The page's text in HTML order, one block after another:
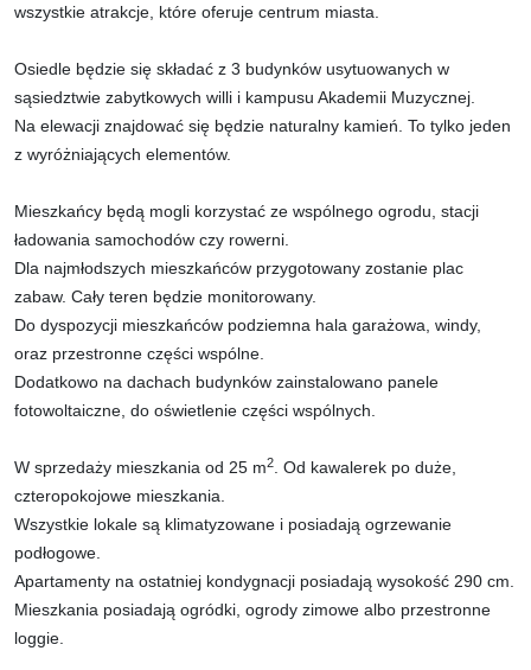
wszystkie atrakcje, które oferuje centrum miasta.
Osiedle będzie się składać z 3 budynków usytuowanych w
sąsiedztwie zabytkowych willi i kampusu Akademii Muzycznej.
Na elewacji znajdować się będzie naturalny kamień. To tylko jeden
z wyróżniających elementów.
Mieszkańcy będą mogli korzystać ze wspólnego ogrodu, stacji
ładowania samochodów czy rowerni.
Dla najmłodszych mieszkańców przygotowany zostanie plac
zabaw. Cały teren będzie monitorowany.
Do dyspozycji mieszkańców podziemna hala garażowa, windy,
oraz przestronne części wspólne.
Dodatkowo na dachach budynków zainstalowano panele
fotowoltaiczne, do oświetlenie części wspólnych.
W sprzedaży mieszkania od 25 m2
. Od kawalerek po duże,
czteropokojowe mieszkania.
Wszystkie lokale są klimatyzowane i posiadają ogrzewanie
podłogowe.
Apartamenty na ostatniej kondygnacji posiadają wysokość 290 cm.
Mieszkania posiadają ogródki, ogrody zimowe albo przestronne
loggie.